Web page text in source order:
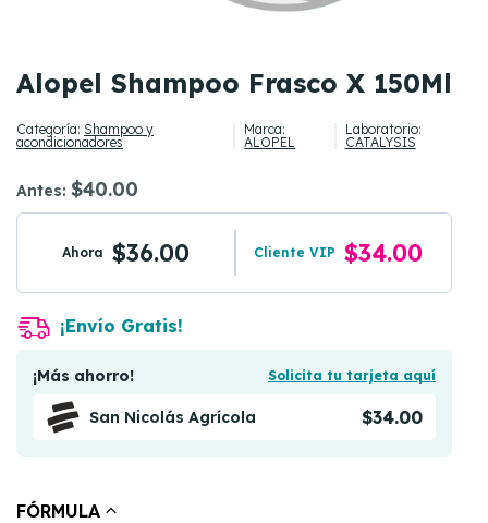
Alopel Shampoo Frasco X 150Ml
Categoría: Shampoo y
acondicionadores
Marca:
ALOPEL
Laboratorio:
CATALYSIS
Antes: $40.00
Ahora $36.00 Cliente VIP $34.00
¡Envío Gratis!
¡Más ahorro! Solicita tu tarjeta aquí
San Nicolás Agrícola $34.00
FÓRMULA